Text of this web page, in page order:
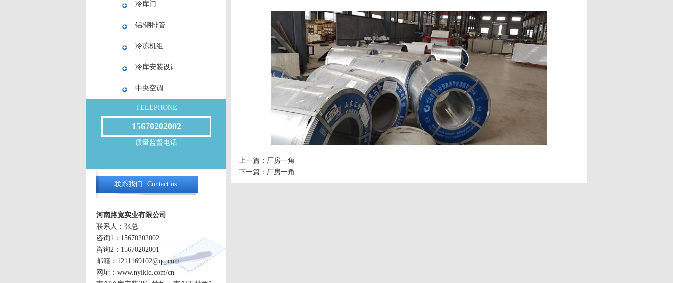
冷库门
铝/钢排管
冷冻机组
冷库安装设计
中央空调
TELEPHONE
15670202002
质量监督电话
联系我们 Contact us
河南路宽实业有限公司
联系人：张总
咨询1：15670202002
咨询2：15670202001
邮箱：1211169102@qq.com
网址：www.nylkld.com/cn
上一篇： 厂房一角
下一篇： 厂房一角